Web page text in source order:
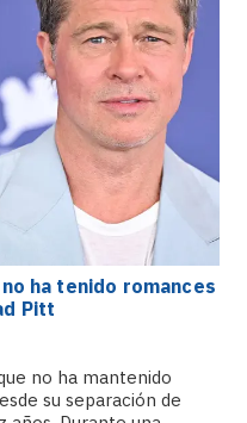
ha tenido romances
Pitt
no ha mantenido
su separación de